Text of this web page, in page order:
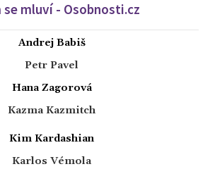
se mluví - Osobnosti.cz
Andrej Babiš
Petr Pavel
Hana Zagorová
Kazma Kazmitch
Kim Kardashian
Karlos Vémola